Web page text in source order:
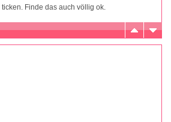
Finde das auch völlig ok.